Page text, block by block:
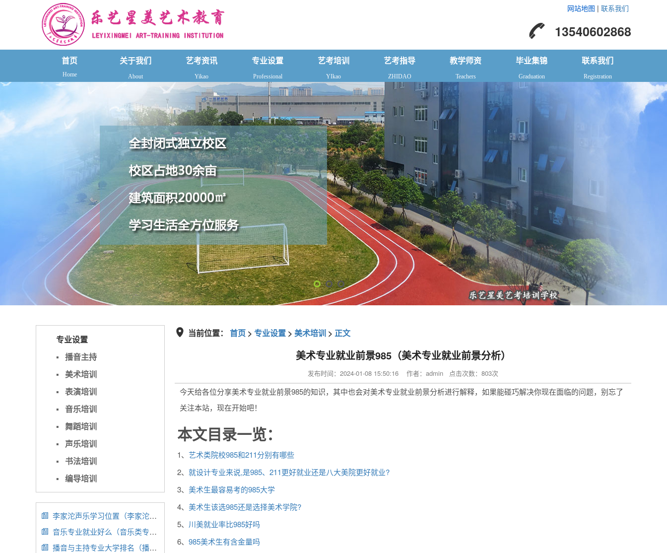
网站地图 | 联系我们
13540602868
首页
Home
关于我们
About
艺考资讯
Yikao
专业设置
Professional
艺考培训
YIkao
艺考指导
ZHIDAO
教学师资
Teachers
毕业集锦
Graduation
联系我们
Registration
专业设置
▪ 播音主持
▪
美术培训
▪ 表演培训
▪
音乐培训
▪ 舞蹈培训
▪
声乐培训
▪
书法培训
▪ 编导培训
 李家沱声乐学习位置（李家沱有哪些补课机构）
 音乐专业就业好么（音乐类专业就业前景）
 播音与主持专业大学排名（播音与主持专业大学排名及分数线）
 当前位置： 首页 > 专业设置 > 美术培训 > 正文
美术专业就业前景985（美术专业就业前景分析）
发布时间：2024-01-08 15:50:16 作者：admin 点击次数：803次
今天给各位分享美术专业就业前景985的知识，其中也会对美术专业就业前景分析进行解释，如果能碰巧解决你现在面临的问题，别忘了
关注本站，现在开始吧！
本文目录一览：
1、 艺术类院校985和211分别有哪些
2、 就设计专业来说,是985、211更好就业还是八大美院更好就业?
3、 美术生最容易考的985大学
4、 美术生该选985还是选择美术学院?
5、 川美就业率比985好吗
6、 985美术生有含金量吗